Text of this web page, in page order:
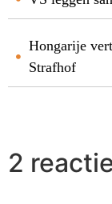
Hongarije
Strafhof
2